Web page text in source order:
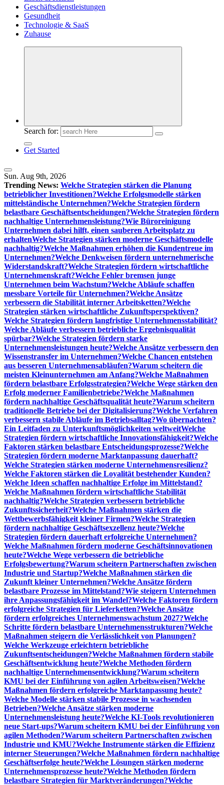
Geschäftsdienstleistungen
Gesundheit
Technologie & SaaS
Zuhause
Search for:
Get Started
Sun. Aug 9th, 2026
Trending News: Welche Strategien stärken die Planung
betrieblicher Investitionen?Welche Erfolgsmodelle stärken
mittelständische Unternehmen?Welche Strategien fördern
belastbare Geschäftsentscheidungen?Welche Strategien fördern
nachhaltige Unternehmensleistung?Wie Büroreinigung
Unternehmen dabei hilft, einen sauberen Arbeitsplatz zu
erhaltenWelche Strategien stärken moderne Geschäftsmodelle
nachhaltig?Welche Maßnahmen erhöhen die Kundentreue im
Unternehmen?Welche Denkweisen fördern unternehmerische
Widerstandskraft?Welche Strategien fördern wirtschaftliche
Unternehmenskraft?Welche Fehler bremsen junge
Unternehmen beim Wachstum?Welche Abläufe schaffen
messbare Vorteile für Unternehmen?Welche Ansätze
verbessern die Stabilität interner Arbeitsketten?Welche
Strategien stärken wirtschaftliche Zukunftsperspektiven?
Welche Strategien fördern langfristige Unternehmensstabilität?
Welche Abläufe verbessern betriebliche Ergebnisqualität
spürbar?Welche Strategien fördern starke
Unternehmensleistungen heute?Welche Ansätze verbessern den
Wissenstransfer im Unternehmen?Welche Chancen entstehen
aus besseren Unternehmensabläufen?Warum scheitern die
meisten Kleinunternehmen am Anfang?Welche Maßnahmen
fördern belastbare Erfolgsstrategien?Welche Wege stärken den
Erfolg moderner Familienbetriebe?Welche Maßnahmen
fördern nachhaltige Geschäftsqualität heute?Warum scheitern
traditionelle Betriebe bei der Digitalisierung?Welche Verfahren
verbessern stabile Abläufe im Betriebsalltag?Wo übernachten?
Ein Leitfaden zu Unterkunftsmöglichkeiten weltweitWelche
Strategien fördern wirtschaftliche Innovationsfähigkeit?Welche
Faktoren stärken belastbare Entscheidungsprozesse?Welche
Strategien fördern moderne Marktanpassung dauerhaft?
Welche Strategien stärken moderne Unternehmensresilienz?
Welche Faktoren stärken die Loyalität bestehender Kunden?
Welche Ideen schaffen nachhaltige Erfolge im Mittelstand?
Welche Maßnahmen fördern wirtschaftliche Stabilität
nachhaltig?Welche Strategien verbessern betriebliche
Zukunftssicherheit?Welche Maßnahmen stärken die
Wettbewerbsfähigkeit kleiner Firmen?Welche Strategien
fördern nachhaltige Geschäftsexzellenz heute?Welche
Strategien fördern dauerhaft erfolgreiche Unternehmen?
Welche Maßnahmen fördern moderne Geschäftsinnovationen
heute?Welche Wege verbessern die betriebliche
Erfolgsbewertung?Warum scheitern Partnerschaften zwischen
Industrie und Startup?Welche Maßnahmen stärken die
Zukunft kleiner Unternehmen?Welche Ansätze fördern
belastbare Prozesse im Mittelstand?Wie steigern Unternehmen
ihre Anpassungsfähigkeit im Wandel?Welche Faktoren fördern
erfolgreiche Strategien für Lieferketten?Welche Ansätze
fördern erfolgreiches Unternehmenswachstum 2027?Welche
Schritte fördern belastbare Unternehmensstrukturen?Welche
Maßnahmen steigern die Verlässlichkeit von Planungen?
Welche Werkzeuge erleichtern betriebliche
Zukunftsentscheidungen?Welche Maßnahmen fördern stabile
Geschäftsentwicklung heute?Welche Methoden fördern
nachhaltige Unternehmensentwicklung?Warum scheitern
KMU bei der Einführung von agilen Arbeitsweisen?Welche
Maßnahmen fördern erfolgreiche Marktanpassung heute?
Welche Modelle stärken stabile Prozesse in wachsenden
Betrieben?Welche Ansätze stärken moderne
Unternehmensleistung heute?Welche KI-Tools revolutionieren
neue Start-ups?Warum scheitern KMU bei der Einführung von
agilen Methoden?Warum scheitern Partnerschaften zwischen
Industrie und KMU?Welche Instrumente stärken die Effizienz
interner Steuerungen?Welche Maßnahmen fördern nachhaltige
Geschäftserfolge heute?Welche Lösungen stärken moderne
Unternehmensprozesse heute?Welche Methoden fördern
belastbare Strategien für Marktveränderungen?Welche